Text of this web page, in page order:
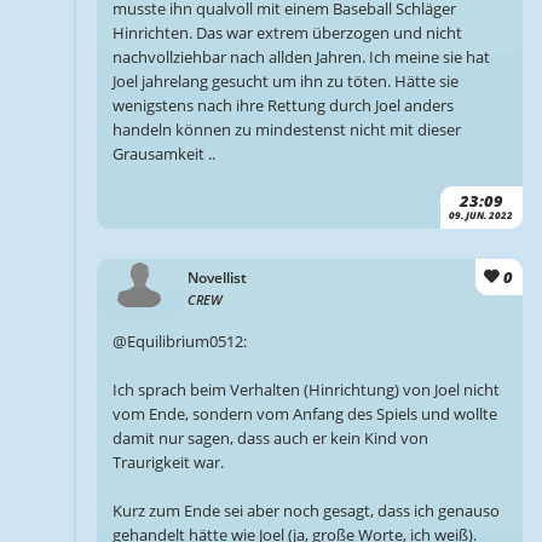
23:09
09. JUN. 2022
musste ihn qualvoll mit einem Baseball Schläger
Hinrichten. Das war extrem überzogen und nicht
nachvollziehbar nach allden Jahren. Ich meine sie hat
Joel jahrelang gesucht um ihn zu töten. Hätte sie
wenigstens nach ihre Rettung durch Joel anders
handeln können zu mindestenst nicht mit dieser
Grausamkeit ..
Novellist
CREW
0
@Equilibrium0512:
Ich sprach beim Verhalten (Hinrichtung) von Joel nicht
vom Ende, sondern vom Anfang des Spiels und wollte
damit nur sagen, dass auch er kein Kind von
Traurigkeit war.
Kurz zum Ende sei aber noch gesagt, dass ich genauso
gehandelt hätte wie Joel (ja, große Worte, ich weiß).